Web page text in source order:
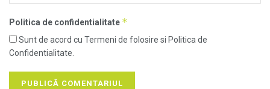
Politica de confidentialitate *
Sunt de acord cu Termeni de folosire si Politica de
Confidentialitate.